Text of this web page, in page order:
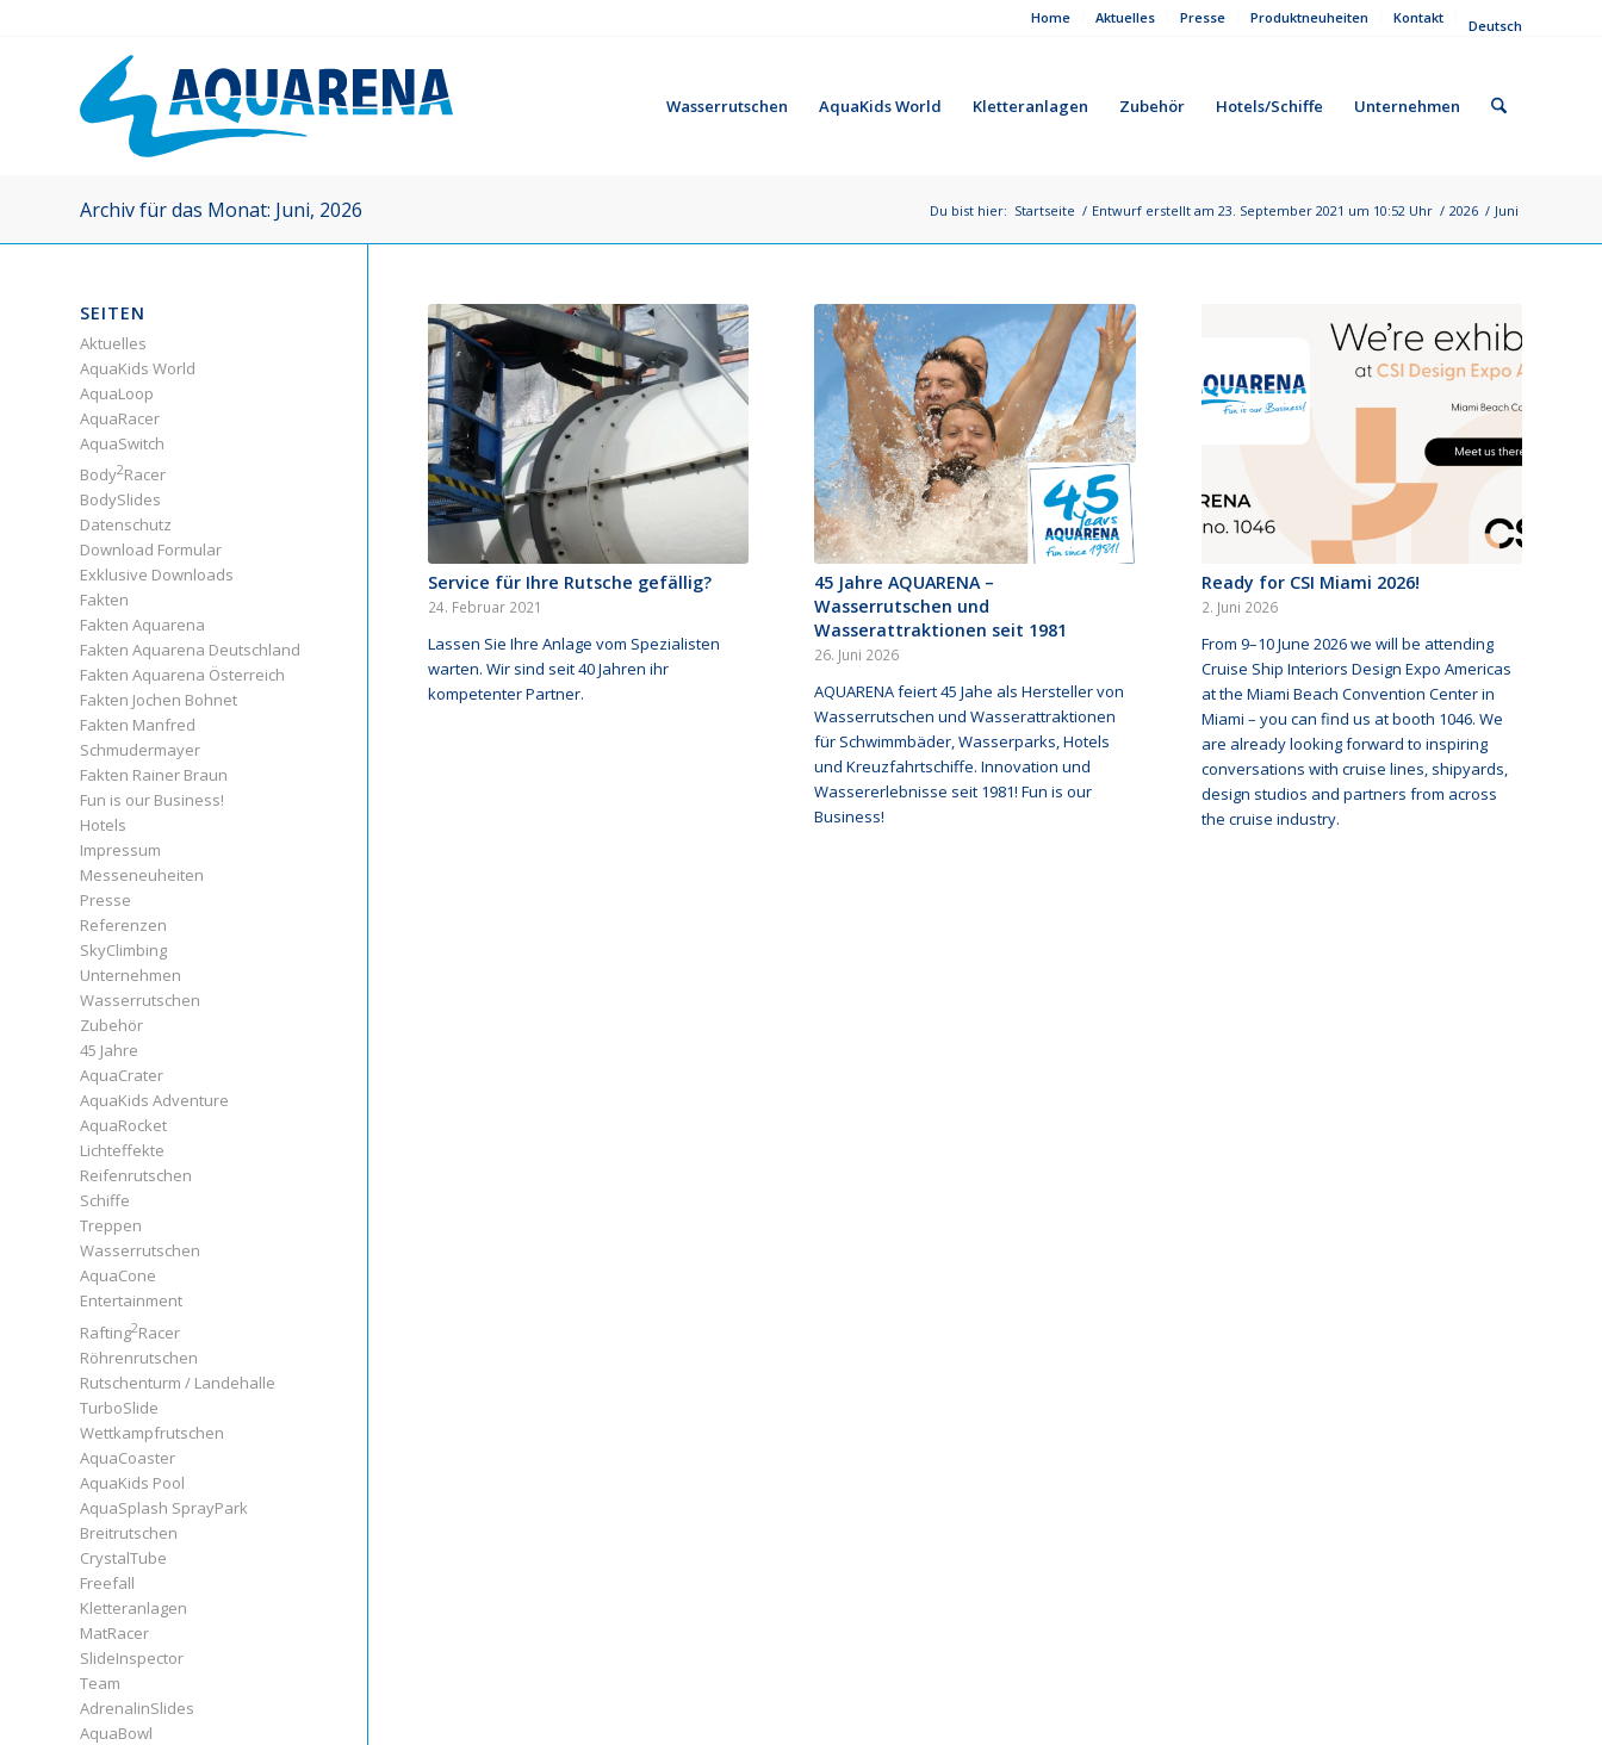
Home Aktuelles Presse Produktneuheiten Kontakt Deutsch
Wasserrutschen AquaKids World Kletteranlagen Zubehör Hotels/Schiffe Unternehmen
Archiv für das Monat: Juni, 2026 Du bist hier: Startseite / Entwurf erstellt am 23. September 2021 um 10:52 Uhr / 2026 / Juni
Service für Ihre Rutsche gefällig?
24. Februar 2021
Lassen Sie Ihre Anlage vom Spezialisten
warten. Wir sind seit 40 Jahren ihr
kompetenter Partner.
45 Jahre AQUARENA –
Wasserrutschen und
Wasserattraktionen seit 1981
26. Juni 2026
AQUARENA feiert 45 Jahe als Hersteller von
Wasserrutschen und Wasserattraktionen
für Schwimmbäder, Wasserparks, Hotels
und Kreuzfahrtschiffe. Innovation und
Wassererlebnisse seit 1981! Fun is our
Business!
Ready for CSI Miami 2026!
2. Juni 2026
From 9–10 June 2026 we will be attending
Cruise Ship Interiors Design Expo Americas
at the Miami Beach Convention Center in
Miami – you can find us at booth 1046. We
are already looking forward to inspiring
conversations with cruise lines, shipyards,
design studios and partners from across
the cruise industry.
SEITEN
Aktuelles
AquaKids World
AquaLoop
AquaRacer
AquaSwitch
Body2Racer
BodySlides
Datenschutz
Download Formular
Exklusive Downloads
Fakten
Fakten Aquarena
Fakten Aquarena Deutschland
Fakten Aquarena Österreich
Fakten Jochen Bohnet
Fakten Manfred
Schmudermayer
Fakten Rainer Braun
Fun is our Business!
Hotels
Impressum
Messeneuheiten
Presse
Referenzen
SkyClimbing
Unternehmen
Wasserrutschen
Zubehör
45 Jahre
AquaCrater
AquaKids Adventure
AquaRocket
Lichteffekte
Reifenrutschen
Schiffe
Treppen
Wasserrutschen
AquaCone
Entertainment
Rafting2Racer
Röhrenrutschen
Rutschenturm / Landehalle
TurboSlide
Wettkampfrutschen
AquaCoaster
AquaKids Pool
AquaSplash SprayPark
Breitrutschen
CrystalTube
Freefall
Kletteranlagen
MatRacer
SlideInspector
Team
AdrenalinSlides
AquaBowl